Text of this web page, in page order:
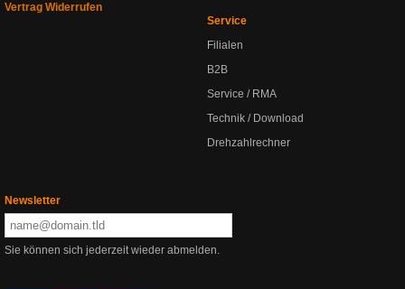
Vertrag Widerrufen
Service
Filialen
B2B
Service / RMA
Technik / Download
Drehzahlrechner
Newsletter
Sie können sich jederzeit wieder abmelden.